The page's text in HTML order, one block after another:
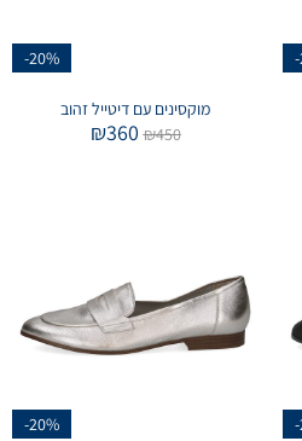
-20%
מוקסינים עם דיטייל זהוב
₪450
₪360
-20%